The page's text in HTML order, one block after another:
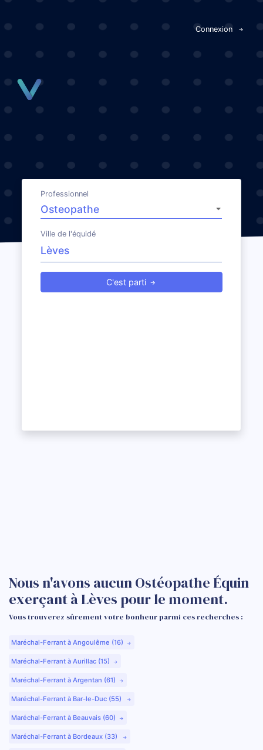
Connexion
Professionnel
Ville de l'équidé
C'est parti
Nous n'avons aucun Ostéopathe Équin
exerçant à Lèves pour le moment.
Vous trouverez sûrement votre bonheur parmi ces recherches :
Maréchal-Ferrant à Angoulême (16)
Maréchal-Ferrant à Aurillac (15)
Maréchal-Ferrant à Argentan (61)
Maréchal-Ferrant à Bar-le-Duc (55)
Maréchal-Ferrant à Beauvais (60)
Maréchal-Ferrant à Bordeaux (33)